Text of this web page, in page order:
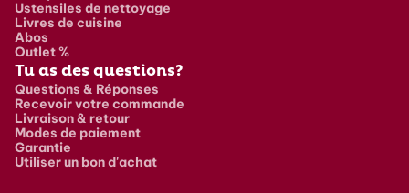
Ustensiles de nettoyage
Livres de cuisine
Abos
Outlet %
Tu as des questions?
Questions & Réponses
Recevoir votre commande
Livraison & retour
Modes de paiement
Garantie
Utiliser un bon d'achat